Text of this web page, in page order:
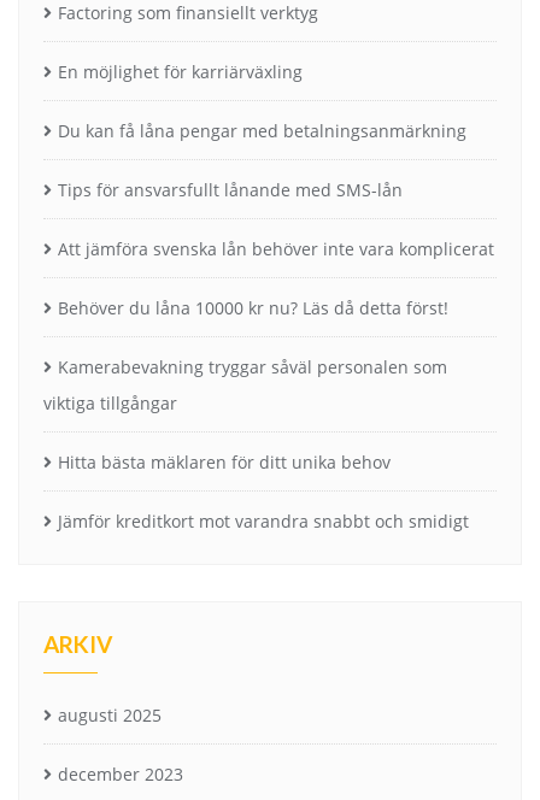
Factoring som finansiellt verktyg
En möjlighet för karriärväxling
Du kan få låna pengar med betalningsanmärkning
Tips för ansvarsfullt lånande med SMS-lån
Att jämföra svenska lån behöver inte vara komplicerat
Behöver du låna 10000 kr nu? Läs då detta först!
Kamerabevakning tryggar såväl personalen som
viktiga tillgångar
Hitta bästa mäklaren för ditt unika behov
Jämför kreditkort mot varandra snabbt och smidigt
ARKIV
augusti 2025
december 2023